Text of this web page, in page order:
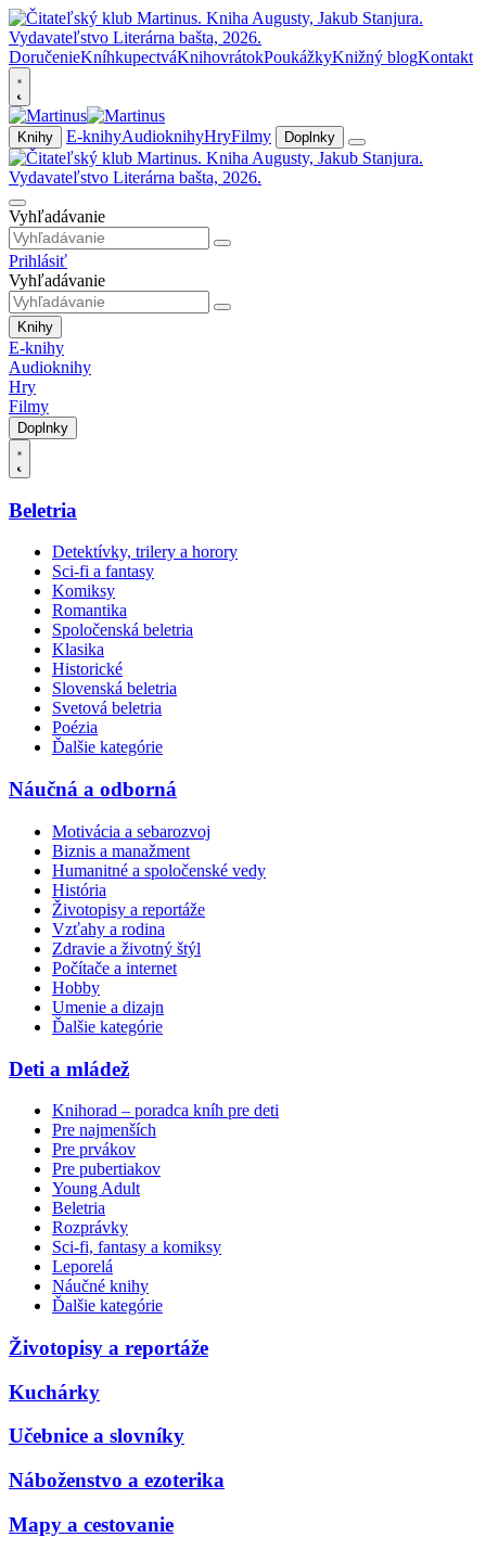
DoručenieKníhkupectváKnihovrátokPoukážkyKnižný blogKontakt
Knihy E-knihyAudioknihyHryFilmy Doplnky
Vyhľadávanie
Prihlásiť
Vyhľadávanie
Knihy
E-knihy
Audioknihy
Hry
Filmy
Doplnky
Beletria
Detektívky, trilery a horory
Sci-fi a fantasy
Komiksy
Romantika
Spoločenská beletria
Klasika
Historické
Slovenská beletria
Svetová beletria
Poézia
Ďalšie kategórie
Náučná a odborná
Motivácia a sebarozvoj
Biznis a manažment
Humanitné a spoločenské vedy
História
Životopisy a reportáže
Vzťahy a rodina
Zdravie a životný štýl
Počítače a internet
Hobby
Umenie a dizajn
Ďalšie kategórie
Deti a mládež
Knihorad – poradca kníh pre deti
Pre najmenších
Pre prvákov
Pre pubertiakov
Young Adult
Beletria
Rozprávky
Sci-fi, fantasy a komiksy
Leporelá
Náučné knihy
Ďalšie kategórie
Životopisy a reportáže
Kuchárky
Učebnice a slovníky
Náboženstvo a ezoterika
Mapy a cestovanie